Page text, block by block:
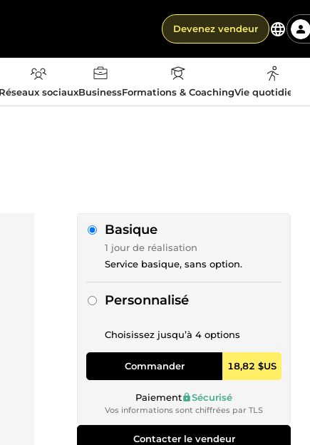
Devenez vendeur
Réseaux sociauxBusinessFormations & CoachingVie
Basique
1 jour de réalisation
Service basique, sans option.
Personnalisé
Choisissez jusqu’à 4 options
Commander 18,82 $US
Paiement Sécurisé
Vos informations sont chiffrées par TLS
Contacter le vendeur